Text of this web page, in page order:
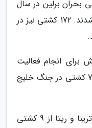
کردند. طی بحران برلین در سال
1339، 18 کشتی مورد استفاده نهاده شدند. 172 کشتی نیز در
و ارتش برای انجام فعالیت
نظامی مشترک همکاری کردند و از 78 کشتی در جنگ خلیج
در سال 1383 در طی طوفان های کاترینا و ریتا از 9 کشتی